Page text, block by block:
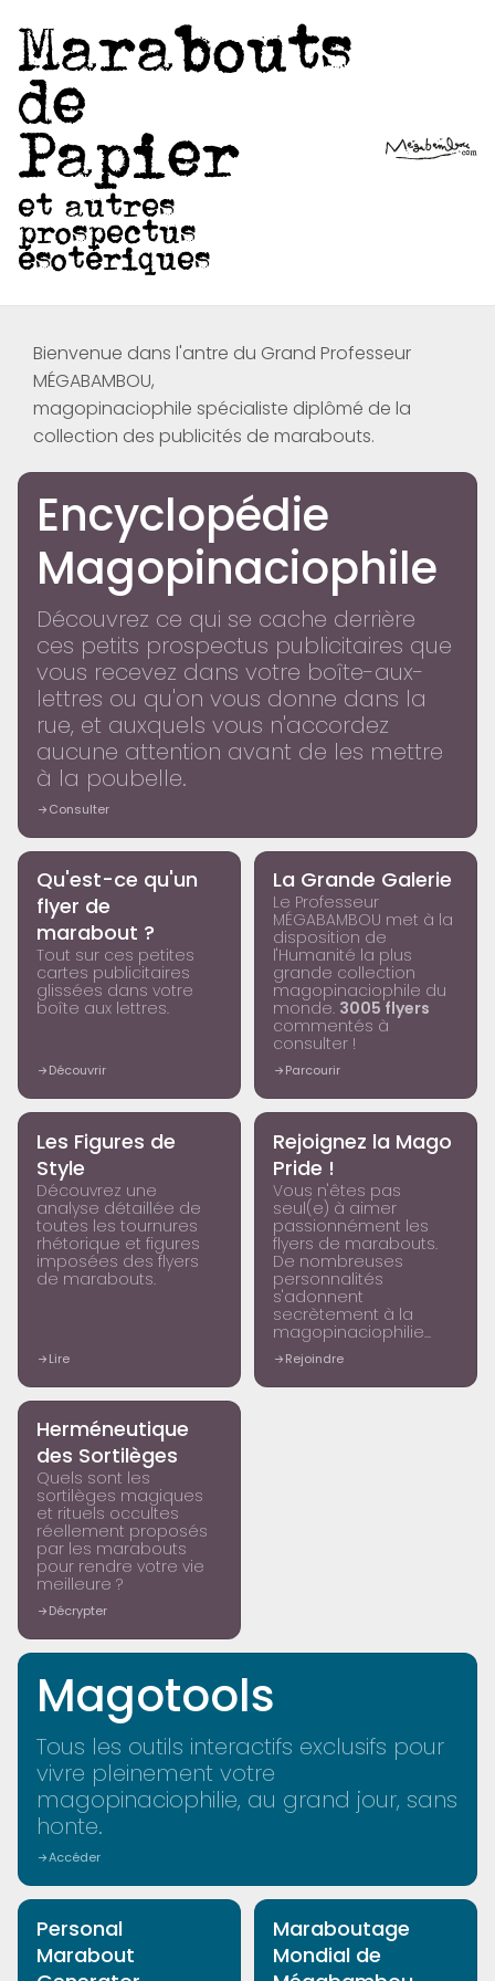
Marabouts
de
Papier
et autres
prospectus
ésotériques
Bienvenue dans l'antre du Grand Professeur
MÉGABAMBOU,
magopinaciophile spécialiste diplômé de la
collection des publicités de marabouts.
Encyclopédie
Magopinaciophile
Découvrez ce qui se cache derrière
ces petits prospectus publicitaires que
vous recevez dans votre boîte-aux-
lettres ou qu'on vous donne dans la
rue, et auxquels vous n'accordez
aucune attention avant de les mettre
à la poubelle.
Consulter
Qu'est-ce qu'un
flyer de
marabout ?
Tout sur ces petites
cartes publicitaires
glissées dans votre
boîte aux lettres.
Découvrir
La Grande Galerie
Le Professeur
MÉGABAMBOU met à la
disposition de
l'Humanité la plus
grande collection
magopinaciophile du
monde. 3005 flyers
commentés à
consulter !
Parcourir
Les Figures de
Style
Découvrez une
analyse détaillée de
toutes les tournures
rhétorique et figures
imposées des flyers
de marabouts.
Lire
Rejoignez la Mago
Pride !
Vous n'êtes pas
seul(e) à aimer
passionnément les
flyers de marabouts.
De nombreuses
personnalités
s'adonnent
secrètement à la
magopinaciophilie...
Rejoindre
Herméneutique
des Sortilèges
Quels sont les
sortilèges magiques
et rituels occultes
réellement proposés
par les marabouts
pour rendre votre vie
meilleure ?
Décrypter
Magotools
Tous les outils interactifs exclusifs pour
vivre pleinement votre
magopinaciophilie, au grand jour, sans
honte.
Accéder
Personal
Marabout
Maraboutage
Mondial de